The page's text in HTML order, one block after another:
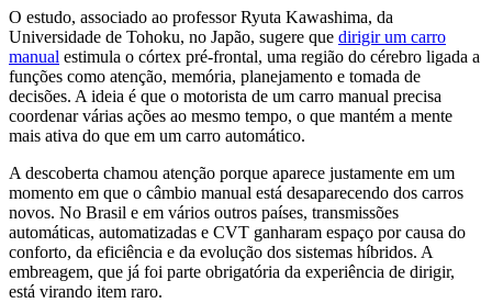
O estudo, associado ao professor Ryuta Kawashima, da
Universidade de Tohoku, no Japão, sugere que dirigir um carro
manual estimula o córtex pré-frontal, uma região do cérebro ligada a
funções como atenção, memória, planejamento e tomada de
decisões. A ideia é que o motorista de um carro manual precisa
coordenar várias ações ao mesmo tempo, o que mantém a mente
mais ativa do que em um carro automático.
A descoberta chamou atenção porque aparece justamente em um
momento em que o câmbio manual está desaparecendo dos carros
novos. No Brasil e em vários outros países, transmissões
automáticas, automatizadas e CVT ganharam espaço por causa do
conforto, da eficiência e da evolução dos sistemas híbridos. A
embreagem, que já foi parte obrigatória da experiência de dirigir,
está virando item raro.